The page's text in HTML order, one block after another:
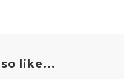
like...